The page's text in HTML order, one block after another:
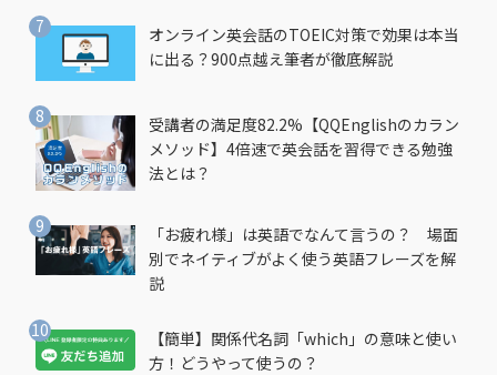
オンライン英会話のTOEIC対策で効果は本当
に出る？900点越え筆者が徹底解説
受講者の満足度82.2%【QQEnglishのカラン
メソッド】4倍速で英会話を習得できる勉強
法とは？
「お疲れ様」は英語でなんて言うの？ 場面
別でネイティブがよく使う英語フレーズを解
説
【簡単】関係代名詞「which」の意味と使い
方！どうやって使うの？